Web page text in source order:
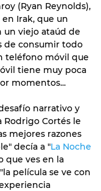
(Ryan Reynolds),
Irak, que un
viejo ataúd de
de consumir todo
teléfono móvil que
tiene muy poca
momentos...
narrativo y
Rodrigo Cortés le
mejores razones
decía a "La Noche
que ves en la
película se ve con